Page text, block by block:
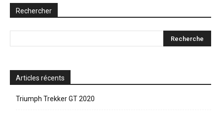
Rechercher
Articles récents
Triumph Trekker GT 2020